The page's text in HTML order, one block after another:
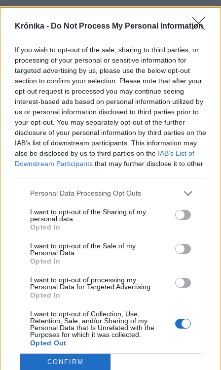
Krónika - Do Not Process My Personal Information
If you wish to opt-out of the sale, sharing to third parties, or
processing of your personal or sensitive information for
targeted advertising by us, please use the below opt-out
section to confirm your selection. Please note that after your
opt-out request is processed you may continue seeing
interest-based ads based on personal information utilized by
us or personal information disclosed to third parties prior to
your opt-out. You may separately opt-out of the further
disclosure of your personal information by third parties on the
IAB’s list of downstream participants. This information may
also be disclosed by us to third parties on the IAB’s List of
Downstream Participants that may further disclose it to other
Personal Data Processing Opt Outs
I want to opt-out of the Sharing of my
personal data.
Opted In
I want to opt-out of the Sale of my
Personal Data.
Opted In
I want to opt-out of processing my
Personal Data for Targeted Advertising.
Opted In
I want to opt-out of Collection, Use,
Retention, Sale, and/or Sharing of my
Personal Data that Is Unrelated with the
Purposes for which it was collected.
Opted Out
CONFIRM
Hasznos
Impresszum
Szerzői jogok
Adatvédelmi tájékoztató
Cookie-kezelési tájékoztató
Nyomtatott lapjaink archívuma
Médiaajánlat
Sütibeállítások
Médiatér
Székely Sport
Liget
Bihari Napló
Erdélyi Napló